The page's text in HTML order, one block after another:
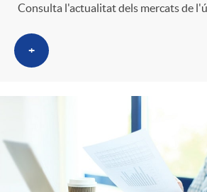
Consulta l'actualitat dels mercats de
+